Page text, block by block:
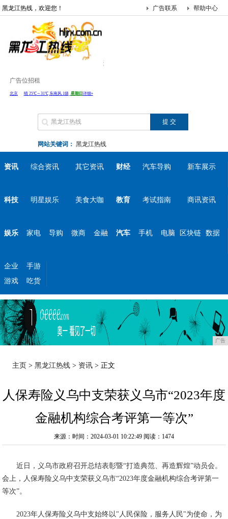
黑龙江热线，欢迎您！ 帮助中心
广告联系
广告位招租
网站关键词： 黑龙江热线
资讯 综合资讯 其它资讯 财经 汽车导购 新车展示
科技 明星娱乐 美食大咖 教育 考试指南 商讯资讯
娱乐 家电 导购 微商 金融 汽车 手机 电脑 区块链 数据
企业
手游
游戏
吃货
广告
主页 >黑龙江热线 > 资讯 > 正文
人保寿险义乌中支荣获义乌市“2023年度
金融机构综合考评第一等次”
来源：时间：2024-03-01 10:22:49 阅读：1474
近日，义乌市政府召开总结表彰暨“打造典范、再造辉煌”动员会。
会上，人保寿险义乌中支荣获义乌市“2023年度金融机构综合考评第一
等次”。
2023年人保寿险义乌中支始终以"人民保险，服务人民"为使命，为